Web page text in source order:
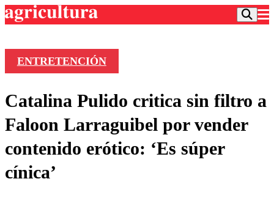
Frecuencias
Agricultura TV
Deportes
Colo Colo
Entretención
ENTRETENCIÓN
Catalina Pulido critica sin filtro a
Faloon Larraguibel por vender
contenido erótico: ‘Es súper
cínica’